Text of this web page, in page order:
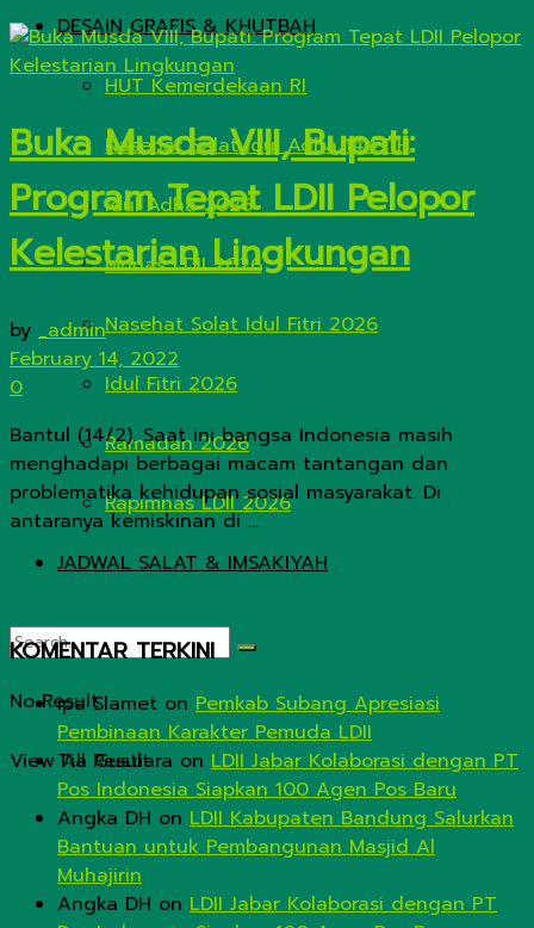
DESAIN GRAFIS & KHUTBAH
HUT Kemerdekaan RI
Nasehat Salat Idul Adha 1447 H
Idul Adha 2026
Munas LDII 2026
Nasehat Solat Idul Fitri 2026
Idul Fitri 2026
Ramadan 2026
Rapimnas LDII 2026
JADWAL SALAT & IMSAKIYAH
No Result
View All Result
Buka Musda VIII, Bupati:
Program Tepat LDII Pelopor
Kelestarian Lingkungan
by _admin
February 14, 2022
0
Bantul (14/2). Saat ini bangsa Indonesia masih
menghadapi berbagai macam tantangan dan
problematika kehidupan sosial masyarakat. Di
antaranya kemiskinan di ...
KOMENTAR TERKINI
Ipa Slamet on Pemkab Subang Apresiasi
Pembinaan Karakter Pemuda LDII
Tia Gustiara on LDII Jabar Kolaborasi dengan PT
Pos Indonesia Siapkan 100 Agen Pos Baru
Angka DH on LDII Kabupaten Bandung Salurkan
Bantuan untuk Pembangunan Masjid Al
Muhajirin
Angka DH on LDII Jabar Kolaborasi dengan PT